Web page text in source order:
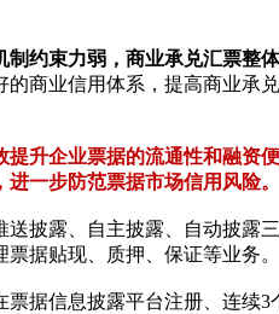
约束力弱，商业承兑汇票整
商业信用体系，提高商业承
升企业票据的流通性和融资
一步防范票据市场信用风险。
披露、自主披露、自动披露
据贴现、质押、保证等业务。
据信息披露平台注册、连续